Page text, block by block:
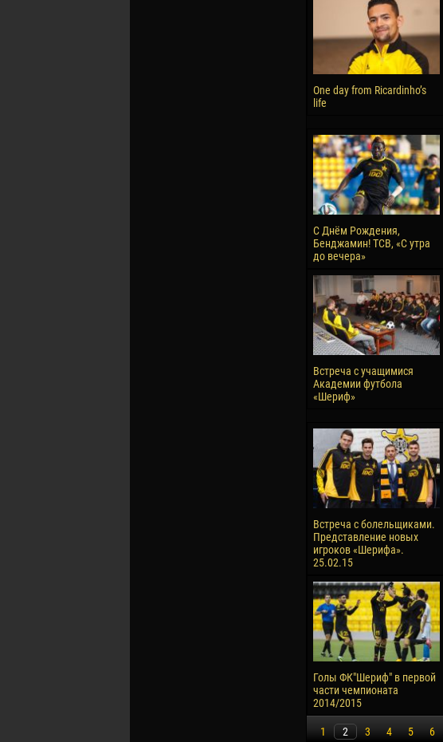
One day from Ricardinho’s
life
С Днём Рождения,
Бенджамин! ТСВ, «С утра
до вечера»
Встреча с учащимися
Академии футбола
«Шериф»
Встреча с болельщиками.
Представление новых
игроков «Шерифа».
25.02.15
Голы ФК"Шериф" в первой
части чемпионата
2014/2015
1 2 3 4 5 6